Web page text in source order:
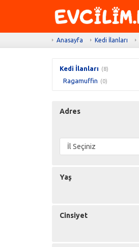
Anasayfa Kedi İlanları
Kedi İlanları (8)
Ragamuffin (0)
Adres
Yaş
Cinsiyet